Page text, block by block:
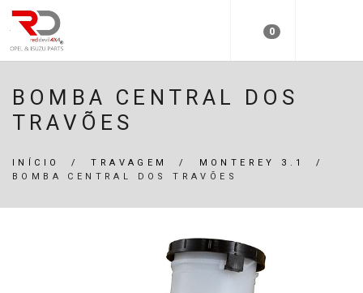
0
BOMBA CENTRAL DOS
TRAVÕES
INÍCIO /TRAVAGEM / MONTEREY 3.1
/
BOMBA CENTRAL DOS TRAVÕES